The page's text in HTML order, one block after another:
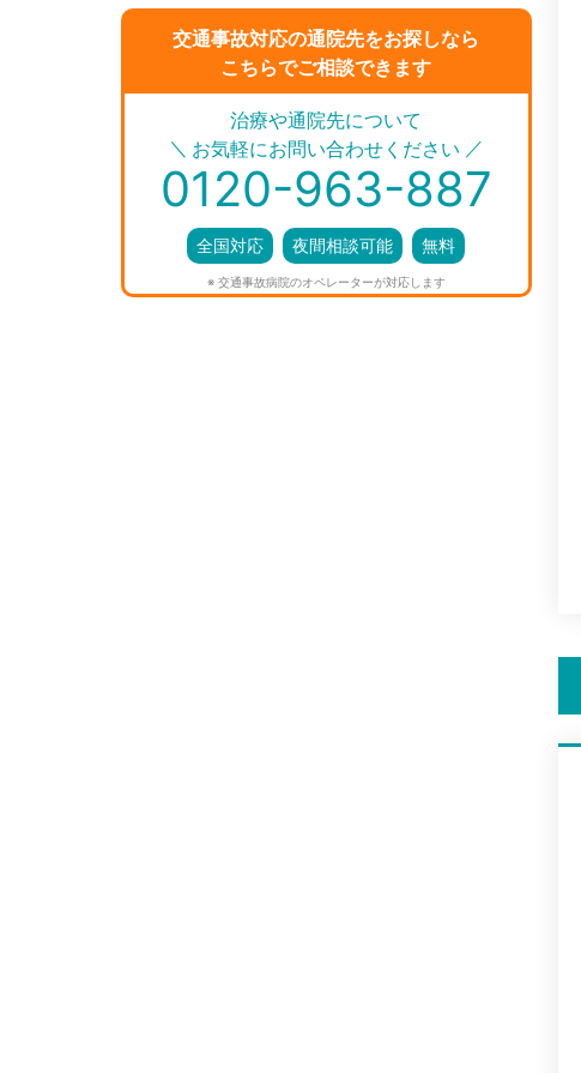
交通事故対応の通院先をお探しなら
こちらでご相談できます
＼ ／
治療や通院先について
お気軽にお問い合わせください
0120-963-887
全国対応 夜間相談可能 無料
※ 交通事故病院のオペレーターが対応します